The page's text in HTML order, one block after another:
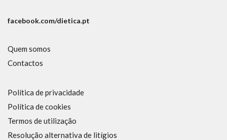
facebook.com/dietica.pt
Quem somos
Contactos
Política de privacidade
Política de cookies
Termos de utilização
Resolução alternativa de litígios